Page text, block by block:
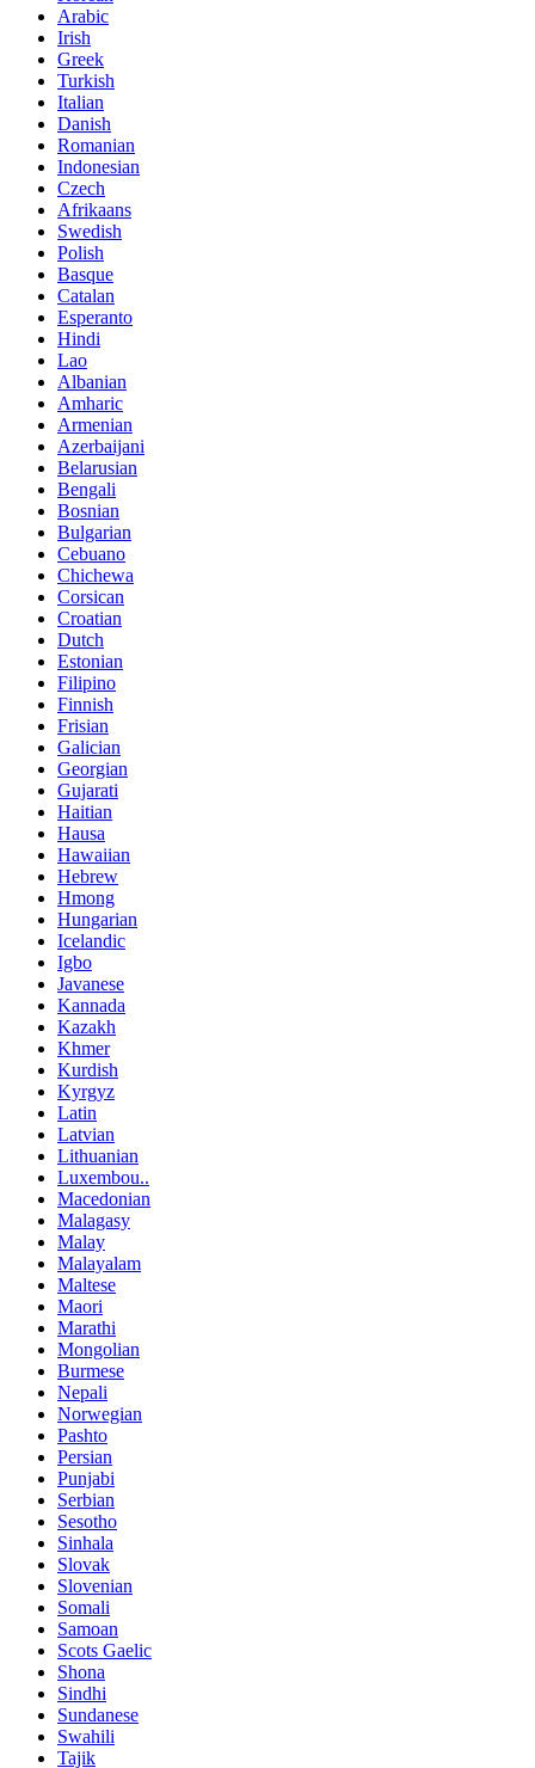
Arabic
Irish
Greek
Turkish
Italian
Danish
Romanian
Indonesian
Czech
Afrikaans
Swedish
Polish
Basque
Catalan
Esperanto
Hindi
Lao
Albanian
Amharic
Armenian
Azerbaijani
Belarusian
Bengali
Bosnian
Bulgarian
Cebuano
Chichewa
Corsican
Croatian
Dutch
Estonian
Filipino
Finnish
Frisian
Galician
Georgian
Gujarati
Haitian
Hausa
Hawaiian
Hebrew
Hmong
Hungarian
Icelandic
Igbo
Javanese
Kannada
Kazakh
Khmer
Kurdish
Kyrgyz
Latin
Latvian
Lithuanian
Luxembou..
Macedonian
Malagasy
Malay
Malayalam
Maltese
Maori
Marathi
Mongolian
Burmese
Nepali
Norwegian
Pashto
Persian
Punjabi
Serbian
Sesotho
Sinhala
Slovak
Slovenian
Somali
Samoan
Scots Gaelic
Shona
Sindhi
Sundanese
Swahili
Tajik